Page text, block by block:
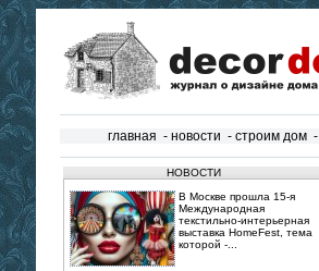
главная - новости - строим дом -
НОВОСТИ
В Москве прошла 15‑я
Международная
текстильно‑интерьерная
выставка HomeFest, тема
которой -...